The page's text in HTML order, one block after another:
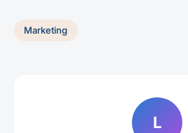
Marketing
L